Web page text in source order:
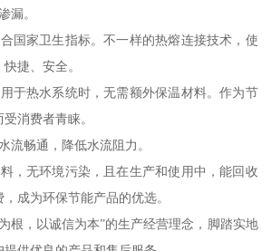
漏。
国家卫生指标。不一样的热熔连接技术，使
捷、安全。
于热水系统时，无需额外保温材料。作为节
消费者青睐。
流畅通，降低水流阻力。
，无环境污染，且在生产和使用中，能回收
成为环保节能产品的优选。
根，以诚信为本”的生产经营理念，脚踏实地